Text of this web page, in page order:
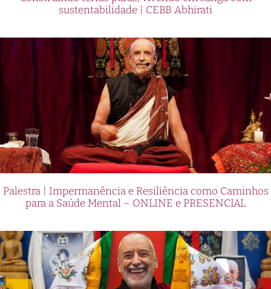
sustentabilidade | CEBB Abhirati
Palestra | Impermanência e Resiliência como Caminhos
para a Saúde Mental – ONLINE e PRESENCIAL